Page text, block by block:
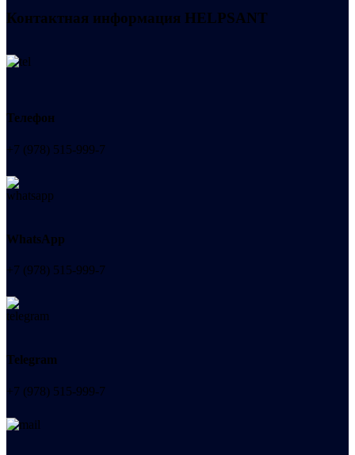
Контактная информация HELPSANT
Телефон
+7 (978) 515-999-7
WhatsApp
+7 (978) 515-999-7
Telegram
+7 (978) 515-999-7